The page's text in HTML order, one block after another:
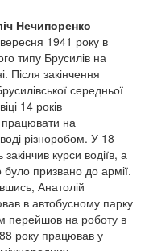
Нечипоренко
1941 року в
типу Брусилів на
Після закінчення
середньої
14 років
на
різноробом. У 18
курси водіїв, а
було призвано до армії.
Анатолій
в автобусному парку
перейшов на роботу в
року працював у